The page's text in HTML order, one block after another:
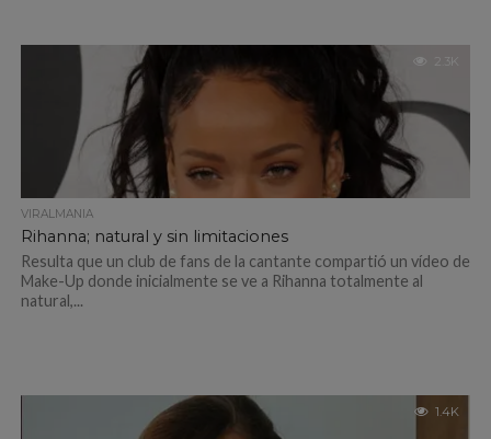
2.3K
VIRALMANIA
Rihanna; natural y sin limitaciones
Resulta que un club de fans de la cantante compartió un vídeo de
Make-Up donde inicialmente se ve a Rihanna totalmente al
natural,...
1.4K